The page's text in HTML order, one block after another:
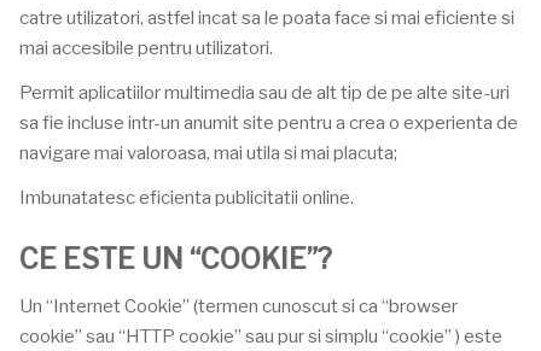
catre utilizatori, astfel incat sa le poata face si mai eficiente si
mai accesibile pentru utilizatori.
Permit aplicatiilor multimedia sau de alt tip de pe alte site-uri
sa fie incluse intr-un anumit site pentru a crea o experienta de
navigare mai valoroasa, mai utila si mai placuta;
Imbunatatesc eficienta publicitatii online.
CE ESTE UN “COOKIE”?
Un “Internet Cookie” (termen cunoscut si ca “browser
cookie” sau “HTTP cookie” sau pur si simplu “cookie” ) este